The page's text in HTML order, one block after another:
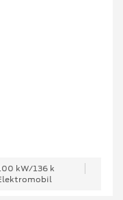
kW/136 k